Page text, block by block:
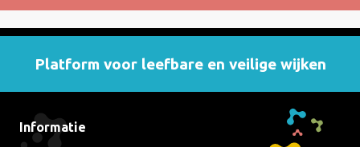
jaar
Kwetsbare
Wijken
Platform voor leefbare en veilige wijken
Informatie